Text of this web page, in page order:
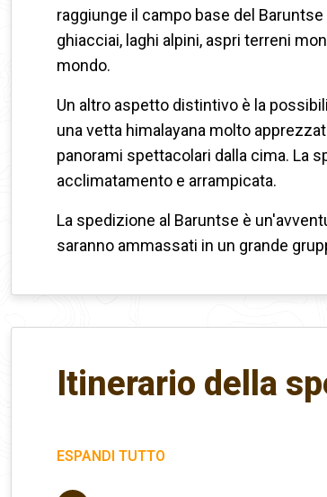
raggiunge il campo base del
ghiacciai, laghi alpini, aspri terreni
mondo.
Un altro aspetto distintivo è la
una vetta himalayana molto
panorami spettacolari dalla cima. La
acclimatamento e arrampicata.
La spedizione al Baruntse è
saranno ammassati in un grande
Itinerario della
ESPANDI TUTTO